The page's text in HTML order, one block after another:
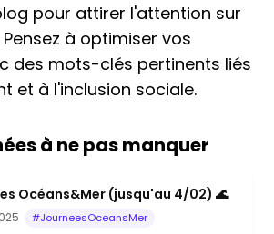
pour attirer l'attention sur
à optimiser vos
des mots-clés pertinents liés
et à l'inclusion sociale.
à ne pas manquer
Océans&Mer (jusqu'au 4/02) 🌊
#JourneesOceansMer